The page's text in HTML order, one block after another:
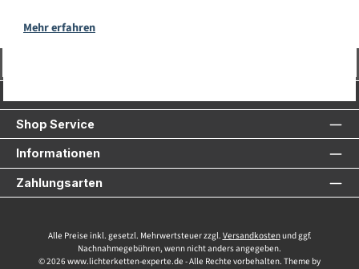
Mehr erfahren
Shop Service
Informationen
Zahlungsarten
Alle Preise inkl. gesetzl. Mehrwertsteuer zzgl. Versandkostenund ggf.
Nachnahmegebühren, wenn nicht anders angegeben.
© 2026 www.lichterketten-experte.de - Alle Rechte vorbehalten. Theme by